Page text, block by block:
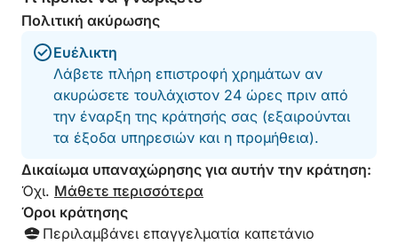
Πολιτική ακύρωσης
Ευέλικτη
Λάβετε πλήρη επιστροφή χρημάτων αν
ακυρώσετε τουλάχιστον 24 ώρες πριν από
την έναρξη της κράτησής σας (εξαιρούνται
τα έξοδα υπηρεσιών και η προμήθεια).
Δικαίωμα υπαναχώρησης για αυτήν την κράτηση:
Όχι. Μάθετε περισσότερα
Όροι κράτησης
Περιλαμβάνει επαγγελματία καπετάνιο